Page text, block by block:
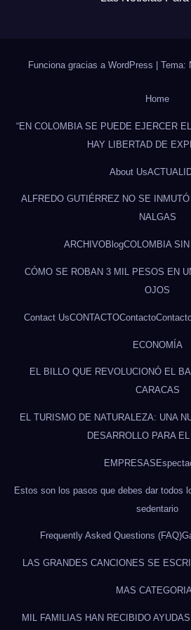
Funciona gracias a WordPress | Tema:
Home
“EN COLOMBIA SE PUEDE EJERCER
HAY LIBERTAD DE
About Us
ALFREDO GUTIÉRREZ NO SE
NALGAS
ARCHIVOBlogCOLOMBIA
CÓMO SE ROBAN 3 MIL PESOS EN
OJOS
Contact UsCONTACTOContacto
ECONOMÍA
EL BILLO QUE REVOLUCIONÓ EL
CARACAS
EL TURISMO DE NATURALEZA: UNA
DESARROLLO PARA
EMPRESAS
Estos son los pasos que debes dar todos
sedentario
Frequently Asked Questions (FAQ)
LAS GRANDES CANCIONES SE
MAS
MIL FAMILIAS HAN RECIBIDO